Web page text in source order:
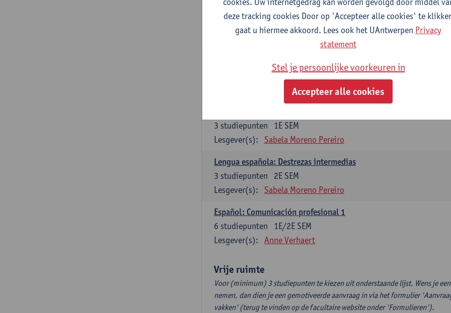
Gramática española 1
1E SEM
studiepunten
Gramática española 2
2E SEM
Anne Verhaert
1E SEM
3 studiepunten
Lesgever(s):
Sabela Moreno Pereiro
Lengua española: Destrezas intermedias
2E SEM
3 studiepunten
Lesgever(s):
Sabela Moreno Pereiro
Español: Comunicación profesional 1
1E/2E SEM
6 studiepunten
Lesgever(s):
Anne Verhaert
Vrije ruimte
Voor (minimum) 3 studiepunten te kiezen uit onderstaande lijst. Wens je
nemen, dan dien je een gemotiveerde aanvraag in via het formulier
vakken' (terug te vinden op de facultaire website onder 'Formulieren').
deze tracking cookies Door op 'Accepteer alle cookies' te
gaat u hiermee akkoord. Lees ook het UAntwerpen Privacy
statement
Stel je persoonlijke voorkeuren in
Accepteer alle cookies